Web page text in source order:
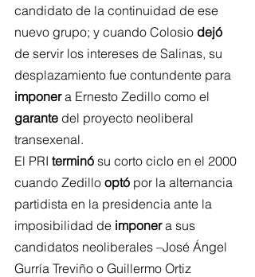
candidato de la continuidad de ese
nuevo grupo; y cuando Colosio dejó
de servir los intereses de Salinas, su
desplazamiento fue contundente para
imponer a Ernesto Zedillo como el
garante del proyecto neoliberal
transexenal.
El PRI terminó su corto ciclo en el 2000
cuando Zedillo optó por la alternancia
partidista en la presidencia ante la
imposibilidad de imponer a sus
candidatos neoliberales –José Ángel
Gurría Treviño o Guillermo Ortiz